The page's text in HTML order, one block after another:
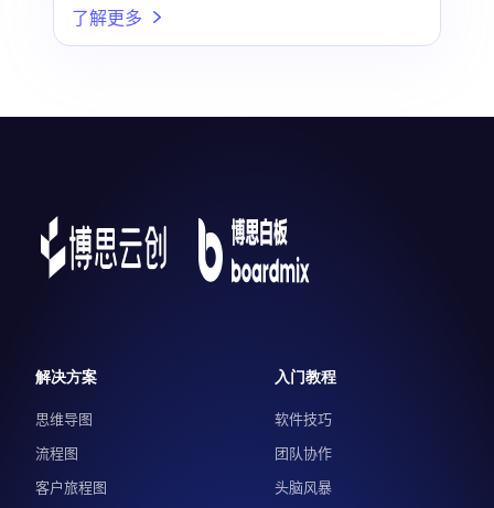
了解更多
解决方案
思维导图
流程图
客户旅程图
入门教程
软件技巧
团队协作
头脑风暴